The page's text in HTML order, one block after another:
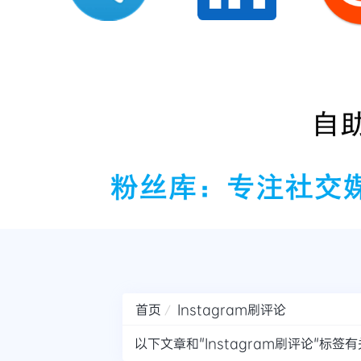
首页
Instagram刷评论
以下文章和"Instagram刷评论"标签有